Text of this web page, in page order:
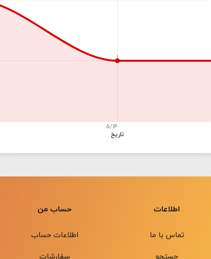
تاریخ
1
5/14
اطلاعات
تماس با ما
جستجو
حساب من
اطلاعات حساب
سفارشات